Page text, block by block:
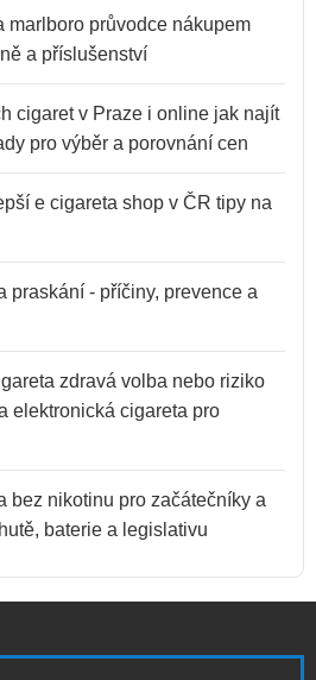
marlboro průvodce nákupem
a příslušenství
cigaret v Praze i online jak najít
pro výběr a porovnání cen
e cigareta shop v ČR tipy na
praskání - příčiny, prevence a
zdravá volba nebo riziko
elektronická cigareta pro
bez nikotinu pro začátečníky a
baterie a legislativu